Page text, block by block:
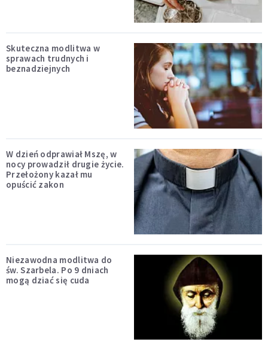
Skuteczna modlitwa w
sprawach trudnych i
beznadziejnych
W dzień odprawiał Mszę, w
nocy prowadził drugie życie.
Przełożony kazał mu
opuścić zakon
Niezawodna modlitwa do
św. Szarbela. Po 9 dniach
mogą dziać się cuda